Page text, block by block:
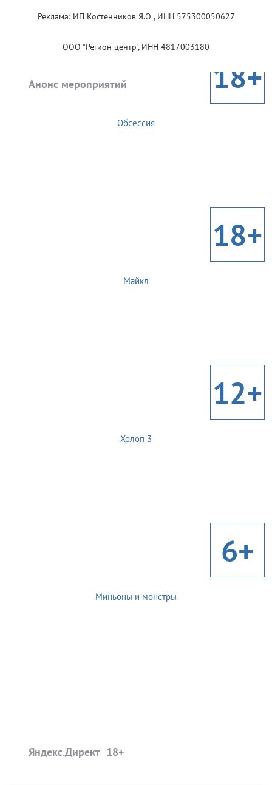
Реклама: ИП Костенников Я.О , ИНН 575300050627
ООО "Регион центр", ИНН 4817003180
Анонс мероприятий 18+
Обсессия
18+
Майкл
12+
Холоп 3
6+
Миньоны и монстры
Яндекс.Директ